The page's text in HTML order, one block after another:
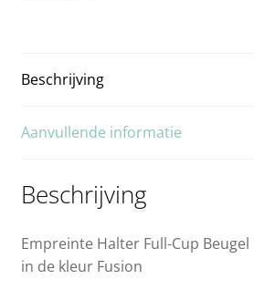
Beschrijving
Aanvullende informatie
Beschrijving
Empreinte Halter Full-Cup Beugel
in de kleur Fusion